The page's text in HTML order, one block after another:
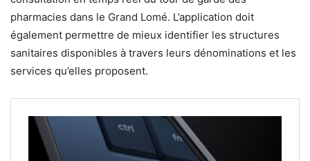
pharmacies dans le Grand Lomé. L’application doit
également permettre de mieux identifier les structures
sanitaires disponibles à travers leurs dénominations et les
services qu’elles proposent.